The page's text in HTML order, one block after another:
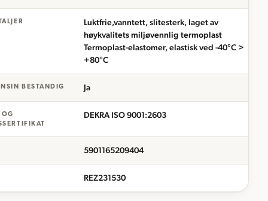
Luktfrie,vanntett, slitesterk, laget av
høykvalitets miljøvennlig termoplast
Termoplast-elastomer, elastisk ved -40°C >
+80°C
BESTANDIG Ja
DEKRA ISO 9001:2603
5901165209404
REZ231530